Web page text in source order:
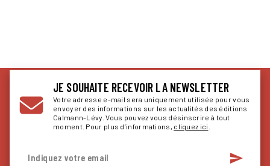
JE SOUHAITE RECEVOIR LA NEWSLETTER
Votre adresse e-mail sera uniquement utilisée pour vous
envoyer des informations sur les actualités des éditions
Calmann-Lévy. Vous pouvez vous désinscrire à tout
moment. Pour plus d’informations, cliquez ici
Indiquez votre email send